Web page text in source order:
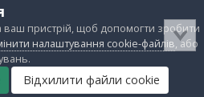
ваш пристрій, щоб допомогти зробити
налаштування cookie-файлів, або
Відхилити файли cookie
Завантаження Непрочитані Реєстрація